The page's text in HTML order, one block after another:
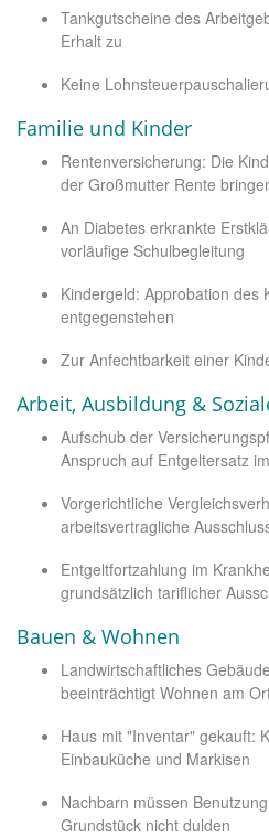
Tankgutscheine des
Erhalt zu
Keine
Familie und Kinder
Rentenversicherung: Die
der Großmutter Rente
An Diabetes erkrankte
vorläufige Schulbegleitung
Kindergeld: Approbation des
entgegenstehen
Zur Anfechtbarkeit einer
Arbeit, Ausbildung &
Aufschub der
Anspruch auf Entgeltersatz
Vorgerichtliche
arbeitsvertragliche
Entgeltfortzahlung im
grundsätzlich tariflicher
Bauen & Wohnen
Landwirtschaftliches
beeinträchtigt Wohnen am
Haus mit "Inventar" gekauft:
Einbauküche und Markisen
Nachbarn müssen
Grundstück nicht dulden